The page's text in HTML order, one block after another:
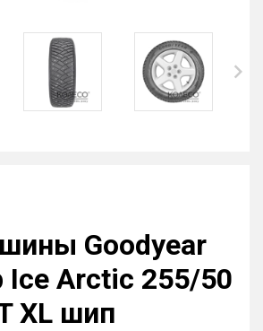
Goodyear
Ice Arctic 255/50
XL шип